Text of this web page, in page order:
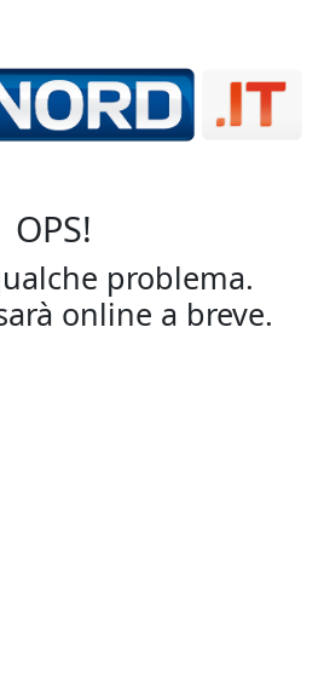
OPS!
problema.
online a breve.